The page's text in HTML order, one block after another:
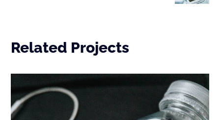
Related Projects